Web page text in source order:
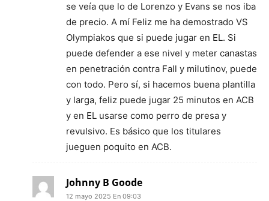
se veía que lo de Lorenzo y Evans se nos iba
de precio. A mí Feliz me ha demostrado VS
Olympiakos que si puede jugar en EL. Si
puede defender a ese nivel y meter canastas
en penetración contra Fall y milutinov, puede
con todo. Pero sí, si hacemos buena plantilla
y larga, feliz puede jugar 25 minutos en ACB
y en EL usarse como perro de presa y
revulsivo. Es básico que los titulares
jueguen poquito en ACB.
Johnny B Goode
12 mayo 2025 En 09:03